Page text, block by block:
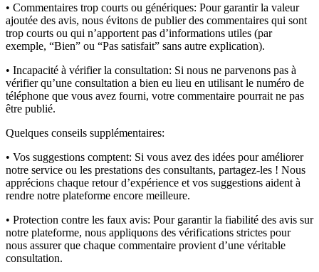
• Commentaires trop courts ou génériques: Pour garantir la valeur
ajoutée des avis, nous évitons de publier des commentaires qui sont
trop courts ou qui n’apportent pas d’informations utiles (par
exemple, “Bien” ou “Pas satisfait” sans autre explication).
• Incapacité à vérifier la consultation: Si nous ne parvenons pas à
vérifier qu’une consultation a bien eu lieu en utilisant le numéro de
téléphone que vous avez fourni, votre commentaire pourrait ne pas
être publié.
Quelques conseils supplémentaires:
• Vos suggestions comptent: Si vous avez des idées pour améliorer
notre service ou les prestations des consultants, partagez-les ! Nous
apprécions chaque retour d’expérience et vos suggestions aident à
rendre notre plateforme encore meilleure.
• Protection contre les faux avis: Pour garantir la fiabilité des avis sur
notre plateforme, nous appliquons des vérifications strictes pour
nous assurer que chaque commentaire provient d’une véritable
consultation.